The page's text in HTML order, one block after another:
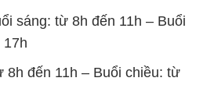
sáng: từ 8h đến 11h – Buổi
17h
8h đến 11h – Buổi chiều: từ